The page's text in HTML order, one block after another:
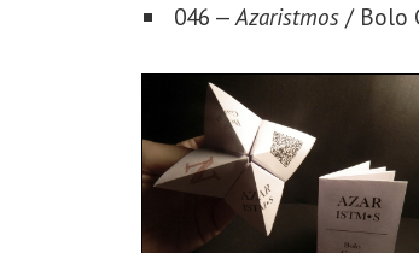
046 —Azaristmos / Bolo